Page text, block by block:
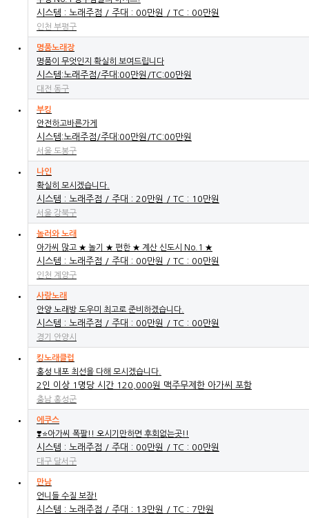
시스템 : 노래주점 / 주대 : 00만원 / TC : 00만원
인천 부평구
명품노래장
명품이 무엇인지 확실히 보여드립니다
시스템:노래주점/주대:00만원/TC:00만원
대전 동구
부킹
안전하고바른가게
시스템:노래주점/주대:00만원/TC:00만원
서울 도봉구
나인
확실히 모시겠습니다.
시스템 : 노래주점 / 주대 : 20만원 / TC : 10만원
서울 강북구
놀러와 노래
아가씨 많고 ★ 놀기 ★ 편한 ★ 계산 신도시 No.1 ★
시스템 : 노래주점 / 주대 : 00만원 / TC : 00만원
인천 계양구
사랑노래
안양 노래방 도우미 최고로 준비하겠습니다.
시스템 : 노래주점 / 주대 : 00만원 / TC : 00만원
경기 안양시
킹노래클럽
홍성 내포 최선을 다해 모시겠습니다.
2인 이상 1명당 시간 120,000원 맥주무제한 아가씨 포함
충남 홍성군
에쿠스
❣️⭐아가씨 폭팔!! 오시기만하면 후회없는곳!!
시스템 : 노래주점 / 주대 : 00만원 / TC : 00만원
대구 달서구
만남
언니들 수질 보장!
시스템 : 노래주점 / 주대 : 13만원 / TC : 7만원